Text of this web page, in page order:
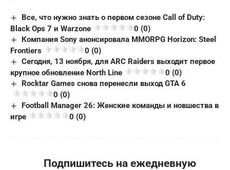
Все, что нужно знать о первом сезоне Call of Duty:
Black Ops 7 и Warzone
0 (0)
Компания Sony анонсировала MMORPG Horizon: Steel
Frontiers
0 (0)
Сегодня, 13 ноября, для ARC Raiders выходит первое
крупное обновление North Line
0 (0)
Rocktar Games снова перенесли выход GTA 6
0 (0)
Football Manager 26: Женские команды и новшества в
игре
0 (0)
Подпишитесь на ежедневную